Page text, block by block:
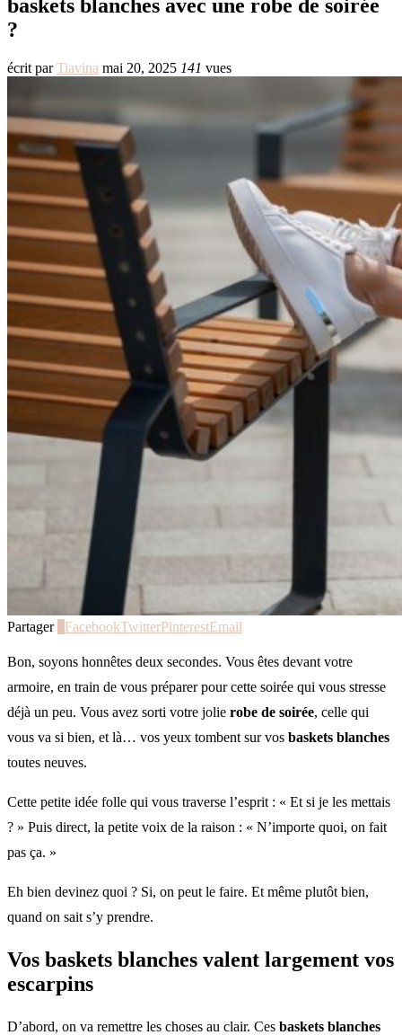
baskets blanches avec une robe de soirée
?
écrit parTiavina mai 20, 2025 141 vues
Partager FacebookTwitterPinterestEmail
Bon, soyons honnêtes deux secondes. Vous êtes devant votre
armoire, en train de vous préparer pour cette soirée qui vous stresse
déjà un peu. Vous avez sorti votre jolie robe de soirée, celle qui
vous va si bien, et là… vos yeux tombent sur vos baskets blanches
toutes neuves.
Cette petite idée folle qui vous traverse l’esprit : « Et si je les mettais
? » Puis direct, la petite voix de la raison : « N’importe quoi, on fait
pas ça. »
Eh bien devinez quoi ? Si, on peut le faire. Et même plutôt bien,
quand on sait s’y prendre.
Vos baskets blanches valent largement vos
escarpins
D’abord, on va remettre les choses au clair. Ces baskets blanches